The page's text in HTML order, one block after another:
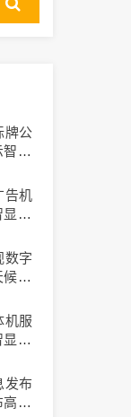
牌公
显
告机
通
数字
内
机服
通
发布
清